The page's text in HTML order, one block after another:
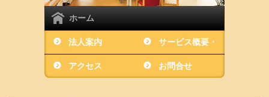
ホーム
法人案内 サービス概要・
申込・料金
アクセス お問合せ